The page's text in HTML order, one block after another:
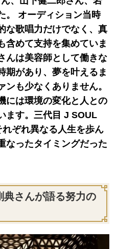
。 オーディション当時
な歌唱力だけでなく、真
含めて支持を集めていま
んは美容師として働きな
期があり、夢を叶えるま
も少なくありません。
には環境の変化と人との
ます。三代目 J SOUL
ぞれ異なる人生を歩ん
なったタイミングだった
さんが語る努力の